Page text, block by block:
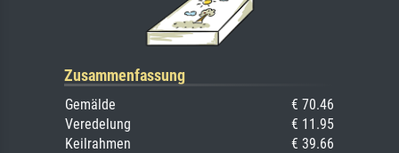
Zusammenfassung
Gemälde
€ 70.46
Veredelung
€ 11.95
Keilrahmen
€ 39.66